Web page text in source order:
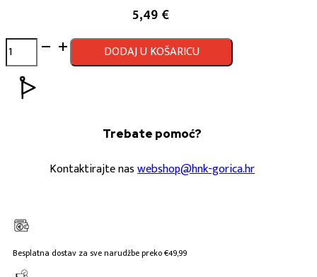
5,49€
Trening
kapa
HNK
Gorica
DODAJ U KOŠARICU
Trebate pomoć?
Kontaktirajte naswebshop@hnk-gorica.hr
Besplatna dostav za sve narudžbe preko €49,99